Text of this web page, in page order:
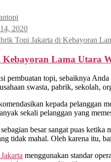
2020
Topi Jakarta di Kebayoran
Kebayoran Lama Utara
pembuatan topi, sebaiknya
swasta, pabrik, sekolah,
kepada pelanggan
sekali pelanggan yang
sebagian besar sangat puas ketika
tidak mahal. Oleh karena itu,
menggunakan standar